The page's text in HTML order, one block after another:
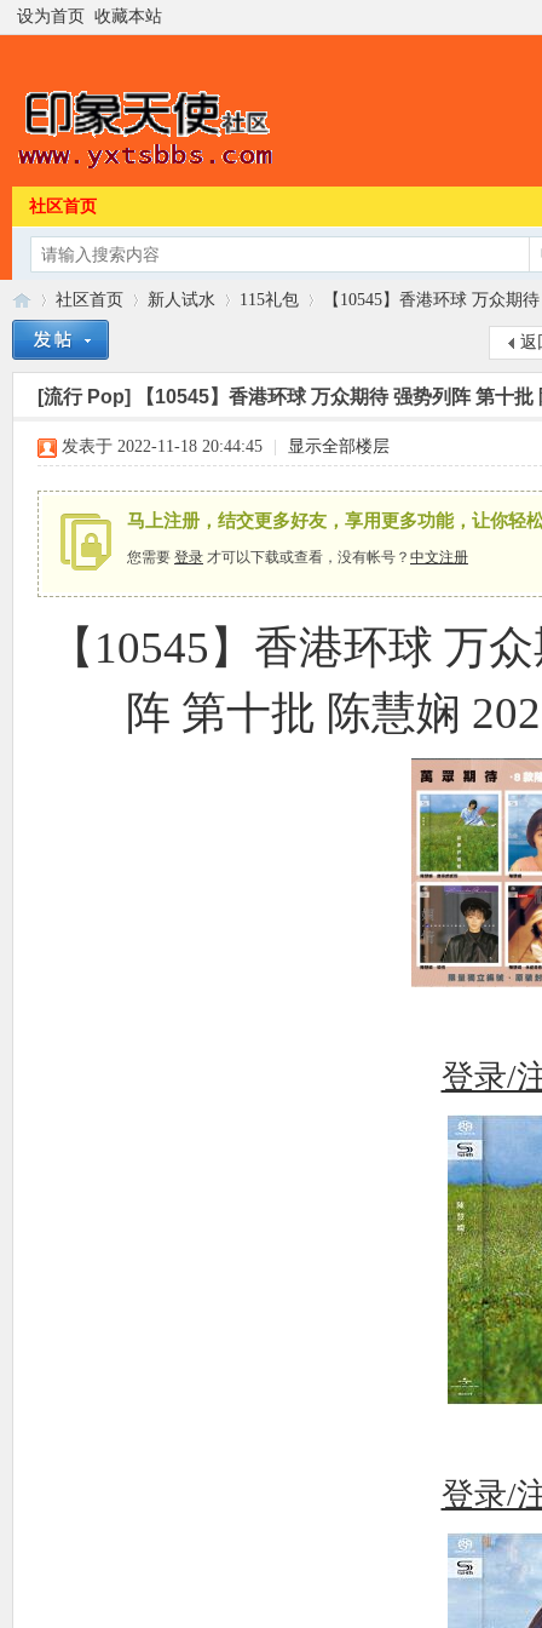
设为首页 收藏本站
社区首页
»
社区首页
›
新人试水
›
115礼包
›
【10545】香港环球 万众期
返
[流行 Pop] 【10545】香港环球 万众期待 强势列阵 第十
发表于 2022-11-18 20:44:45 显示全部楼层
马上注册，结交更多好友，享用更多功能，让你轻
您需要 登录 才可以下载或查看，没有帐号？ 中文注册
【10545】香港环球 万
阵 第十批 陈慧娴
登录/
登录/